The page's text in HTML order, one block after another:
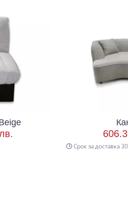
1186.00 лв.